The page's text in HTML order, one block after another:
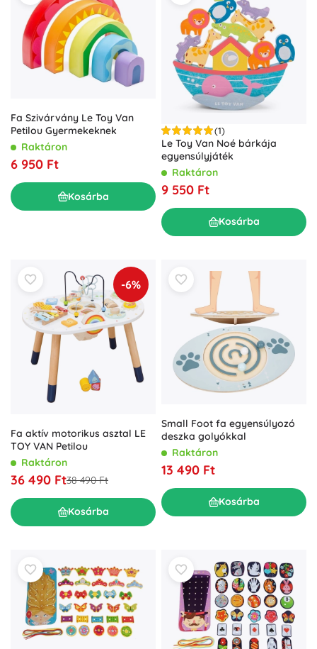
Fa Szivárvány Le Toy Van
Petilou Gyermekeknek
Raktáron
6 950 Ft
Kosárba
(1)
Le Toy Van Noé bárkája
egyensúlyjáték
Raktáron
9 550 Ft
Kosárba
-6%
Fa aktív motorikus asztal LE
TOY VAN Petilou
Raktáron
36 490 Ft38 490 Ft
Kosárba
Small Foot fa egyensúlyozó
deszka golyókkal
Raktáron
13 490 Ft
Kosárba